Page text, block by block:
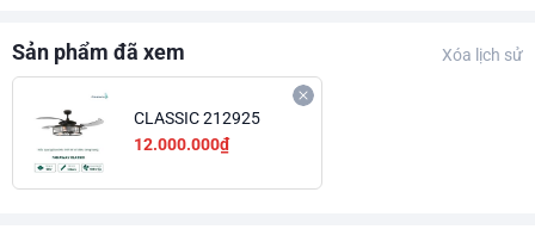
Sản phẩm đã xem Xóa lịch sử
CLASSIC 212925
12.000.000₫